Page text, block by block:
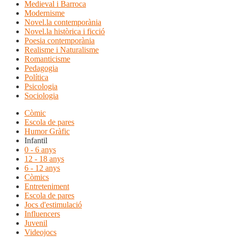
Medieval i Barroca
Modernisme
Novel.la contemporània
Novel.la històrica i ficció
Poesia contemporània
Realisme i Naturalisme
Romanticisme
Pedagogia
Política
Psicologia
Sociologia
Còmic
Escola de pares
Humor Gràfic
Infantil
0 - 6 anys
12 - 18 anys
6 - 12 anys
Còmics
Entreteniment
Escola de pares
Jocs d'estimulació
Influencers
Juvenil
Videojocs